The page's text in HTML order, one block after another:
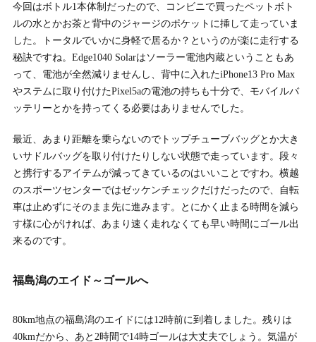
今回はボトル1本体制だったので、コンビニで買ったペットボト
ルの水とかお茶と背中のジャージのポケットに挿して走っていま
した。トータルでいかに身軽で居るか？というのが楽に走行する
秘訣ですね。Edge1040 Solarはソーラー電池内蔵ということもあ
って、電池が全然減りませんし、背中に入れたiPhone13 Pro Max
やステムに取り付けたPixel5aの電池の持ちも十分で、モバイルバ
ッテリーとかを持ってくる必要はありませんでした。
最近、あまり距離を乗らないのでトップチューブバッグとか大き
いサドルバッグを取り付けたりしない状態で走っています。段々
と携行するアイテムが減ってきているのはいいことですわ。横越
のスポーツセンターではゼッケンチェックだけだったので、自転
車は止めずにそのまま先に進みます。とにかく止まる時間を減ら
す様に心がければ、あまり速く走れなくても早い時間にゴール出
来るのです。
福島潟のエイド～ゴールへ
80km地点の福島潟のエイドには12時前に到着しました。残りは
40kmだから、あと2時間で14時ゴールは大丈夫でしょう。気温が